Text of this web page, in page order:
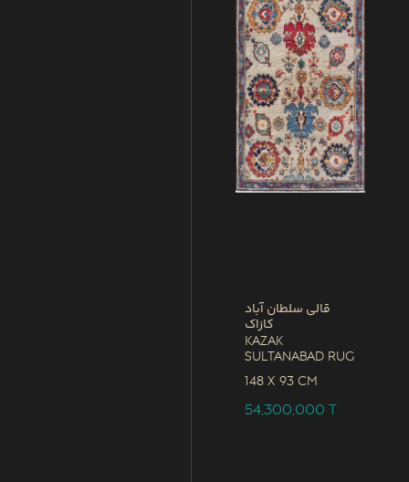
قالی سلطان آباد
کازاک
Kazak
Sultanabad Rug
148 x 93 CM
54,300,000T